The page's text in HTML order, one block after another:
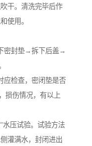
干。清洗完毕后作
使用。
密封垫→拆下后盖→
应检查，密闭垫是否
损伤情况，有以上
水压试验。试验方法
灌满水，封闭进出